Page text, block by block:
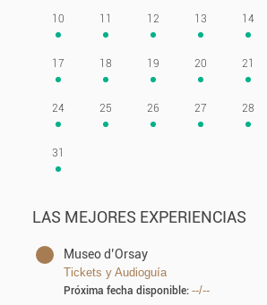
10 11 12 13 14
17 18 19 20 21
24 25 26 27 28
31
LAS MEJORES EXPERIENCIAS
Museo d’Orsay
Tickets y Audioguía
Próxima fecha disponible: --/--